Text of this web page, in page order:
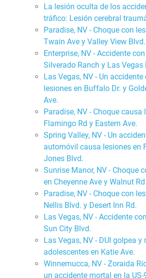
La lesión oculta de los
tráfico: Lesión cerebral
Paradise, NV - Choque con
Twain Ave y Valley View Blvd.
Enterprise, NV - Accidente
Silverado Ranch y Las Vegas
Las Vegas, NV - Un accidente
lesiones en Buffalo Dr. y
Ave.
Paradise, NV - Choque causa
Flamingo Rd y Eastern Ave.
Spring Valley, NV - Un
automóvil causa lesiones en
Jones Blvd.
Sunrise Manor, NV - Choque
en Cheyenne Ave y Walnut Rd
Paradise, NV - Choque con
Nellis Blvd. y Desert Inn Rd.
Las Vegas, NV - Accidente
Sun City Blvd.
Las Vegas, NV - DUI golpea
adolescentes en Katie Ave.
Winnemucca, NV - Zoraida
un accidente mortal en la US-